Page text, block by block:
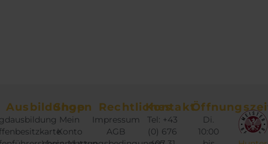
Ausbildungen
Shop
Mein
Konto
Rechtliches
Impressum
AGB
Kontakt
Tel: +43
(0) 676
Di.
10:00